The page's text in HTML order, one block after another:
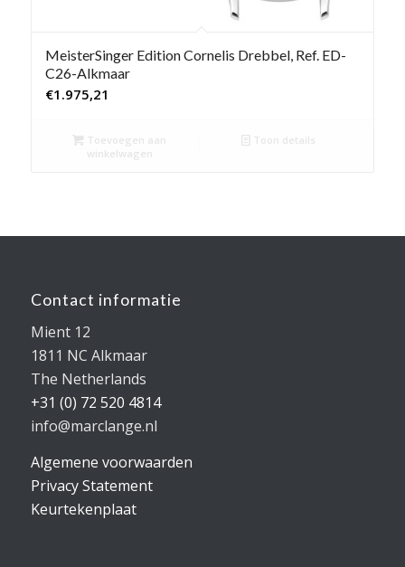
MeisterSinger Edition Cornelis Drebbel, Ref. ED-
C26-Alkmaar
€1.975,21
Toevoegen aan
winkelwagen
Toon details
Contact informatie
Mient 12
1811 NC Alkmaar
The Netherlands
+31 (0) 72 520 4814
info@marclange.nl
Algemene voorwaarden
Privacy Statement
Keurtekenplaat